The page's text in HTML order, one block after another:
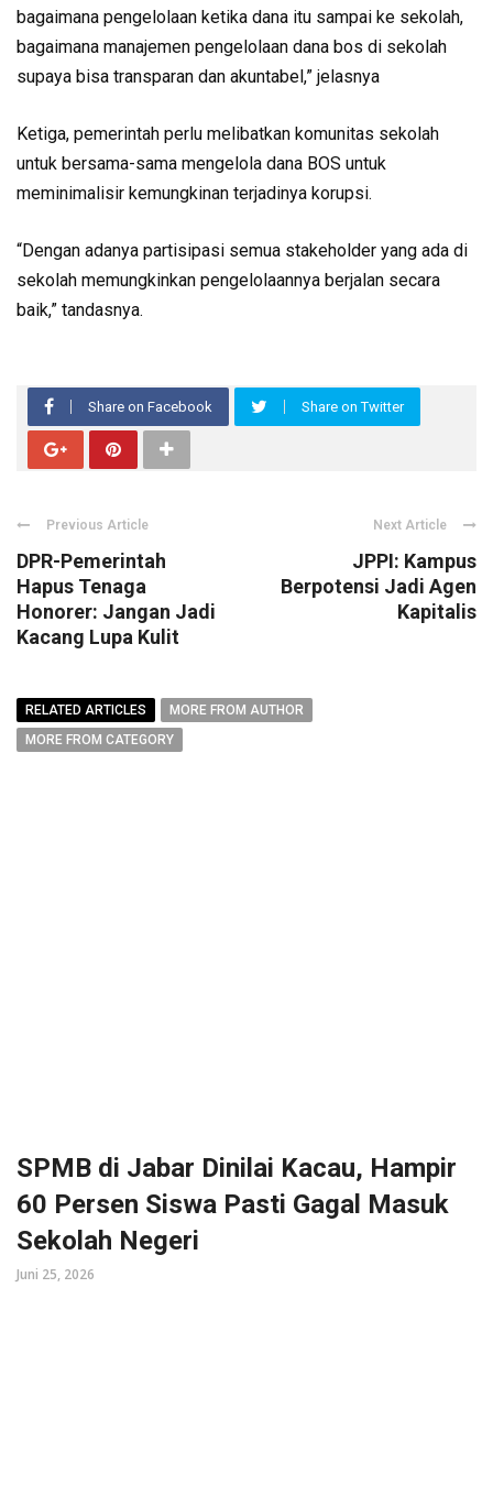
bagaimana pengelolaan ketika dana itu sampai ke sekolah,
bagaimana manajemen pengelolaan dana bos di sekolah
supaya bisa transparan dan akuntabel,” jelasnya
Ketiga, pemerintah perlu melibatkan komunitas sekolah
untuk bersama-sama mengelola dana BOS untuk
meminimalisir kemungkinan terjadinya korupsi.
“Dengan adanya partisipasi semua stakeholder yang ada di
sekolah memungkinkan pengelolaannya berjalan secara
baik,” tandasnya.
Share on Facebook Share on Twitter
Previous Article
DPR-Pemerintah
Hapus Tenaga
Honorer: Jangan Jadi
Kacang Lupa Kulit
Next Article
JPPI: Kampus
Berpotensi Jadi Agen
Kapitalis
RELATED ARTICLES
MORE FROM AUTHOR
MORE FROM CATEGORY
SPMB di Jabar Dinilai Kacau, Hampir
60 Persen Siswa Pasti Gagal Masuk
Sekolah Negeri
Juni 25, 2026